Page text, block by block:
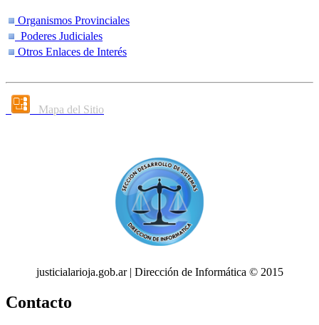
Organismos Provinciales
Poderes Judiciales
Otros Enlaces de Interés
Mapa del Sitio
justicialarioja.gob.ar | Dirección de Informática © 2015
Contacto